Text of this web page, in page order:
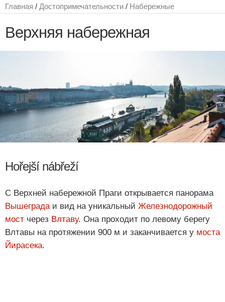
Главная / Достопримечательности / Набережные
Верхняя набережная
Hořejší nábřeží
С Верхней набережной Праги открывается панорама
Вышеградаи вид на уникальный Железнодорожный
мост через Влтаву. Она проходит по левому берегу
Влтавы на протяжении 900 м и заканчивается у моста
Йирасека.